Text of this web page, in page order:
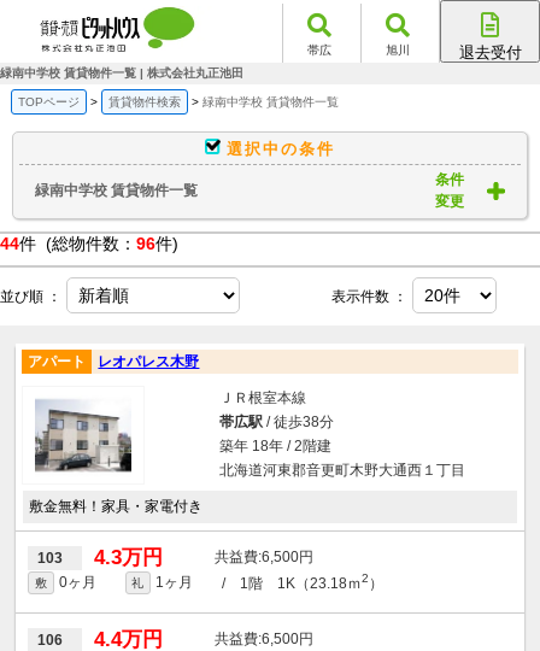
帯広 旭川 退去受付
緑南中学校 賃貸物件一覧 | 株式会社丸正池田
TOPページ 賃貸物件検索 緑南中学校 賃貸物件一覧
選択中の条件
緑南中学校 賃貸物件一覧
条件
変更
44件 (総物件数： 96件)
並び順 ： 表示件数 ：
アパート レオパレス木野
ＪＲ根室本線
帯広駅/ 徒歩38分
築年 18年 / 2階建
北海道河東郡音更町木野大通西１丁目
敷金無料！家具・家電付き
103 4.3万円 6,500円
敷 0ヶ月 礼 1ヶ月 / 1階 1K（23.18ｍ2 ）
106 4.4万円 6,500円